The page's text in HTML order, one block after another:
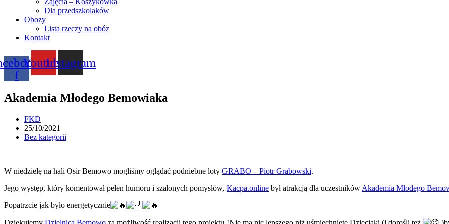
Dla przedszkolaków
Obozy
Lista rzeczy na obóz
Kontakt
f
YoutubeInstagram
Akademia Młodego Bemowiaka
Post
author:
FKD
Post
published:
25/10/2021
Post
Bez kategorii
W niedzielę na hali Osir Bemowo mogliśmy oglądać podniebne loty GRABO – Piotr Grabowski.
Jego występ, który komentował pełen humoru i szalonych pomysłów, Kacpa.online był atrakcją dla uczestników Akademia Młodego
Popatrzcie jak było energetycznie